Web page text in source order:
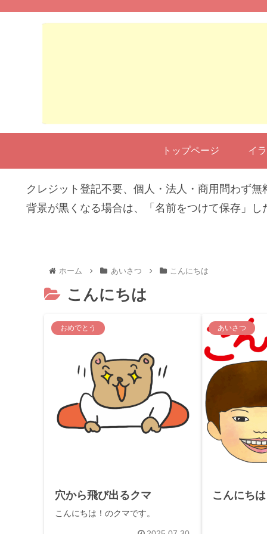
トップページ イ
クレジット登記不要、個人・法人・商用問わず
背景が黒くなる場合は、「名前をつけて保存」し
ホーム あいさつ こんにちは
こんにちは
おめでとう
穴から飛び出るクマ
こんにちは！のクマです。
あいさつ
こんにちは